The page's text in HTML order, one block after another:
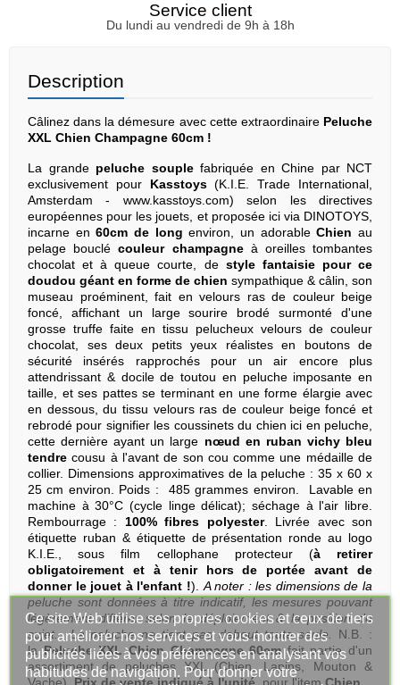
Service client
Du lundi au vendredi de 9h à 18h
Description
Câlinez dans la démesure avec cette extraordinairePeluche
XXL Chien Champagne 60cm !
La grande peluche souple fabriquée en Chine par NCT
exclusivement pour Kasstoys(K.I.E. Trade International,
Amsterdam - www.kasstoys.com) selon les directives
européennes pour les jouets, et proposée ici via DINOTOYS,
incarne en60cm de long environ, un adorableChien au
pelage bouclécouleur champagneà oreilles tombantes
chocolat et à queue courte, de style fantaisie pour ce
doudou géant en forme de chien sympathique & câlin, son
museau proéminent, fait en velours ras de couleur beige
foncé, affichant un large sourire brodé surmonté d'une
grosse truffe faite en tissu pelucheux velours de couleur
chocolat, ses deux petits yeux réalistes en boutons de
sécurité insérés rapprochés pour un air encore plus
attendrissant & docile de toutou en peluche imposante en
taille, et ses pattes se terminant en une forme élargie avec
en dessous, du tissu velours ras de couleur beige foncé et
rebrodé pour signifier les coussinets du chien ici en peluche,
cette dernière ayant un large nœud en ruban vichy bleu
tendre cousu à l'avant de son cou comme une médaille de
collier. Dimensions approximatives de la peluche : 35 x 60 x
25 cm environ. Poids : 485 grammes environ. Lavable en
machine à 30°C (cycle linge délicat); séchage à l'air libre.
Rembourrage : 100% fibres polyester. Livrée avec son
étiquette ruban & étiquette de présentation ronde au logo
K.I.E., sous film cellophane protecteur (à retirer
obligatoirement et à tenir hors de portée avant de
donner le jouet à l'enfant !). A noter : les dimensions de la
peluche sont données à titre indicatif, les mesures pouvant
légèrement différer selon le déploiement & la position du
sujet. La peluche ne tient pas debout toute seule.
N.B. :
laPeluche XXL Chien Champagne 60cmfait partie d'un
assortiment de peluches XXL (Chien, Lapins, Mouton &
Ce site Web utilise ses propres cookies et ceux de tiers
pour améliorer nos services et vous montrer des
publicités liées à vos préférences en analysant vos
habitudes de navigation. Pour donner votre